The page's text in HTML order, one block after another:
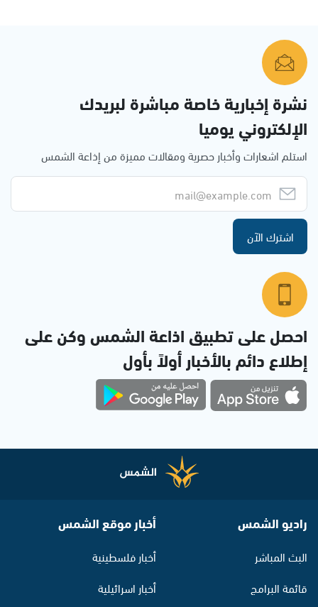
نشرة إخبارية خاصة مباشرة لبريدك
الإلكتروني يوميا
استلم اشعارات وأخبار حصرية ومقالات مميزة من إذاعة الشمس
اشترك الآن
احصل على تطبيق اذاعة الشمس وكن على
إطلاع دائم بالأخبار أولاً بأول
راديو الشمس
البث المباشر
قائمة البرامج
أخبار موقع الشمس
أخبار فلسطينية
أخبار اسرائيلية